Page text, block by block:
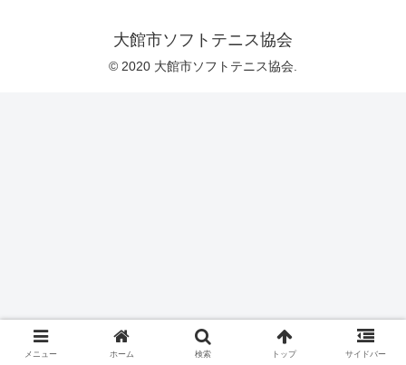
大館市ソフトテニス協会
© 2020 大館市ソフトテニス協会.
メニュー ホーム 検索 トップ サイドバー